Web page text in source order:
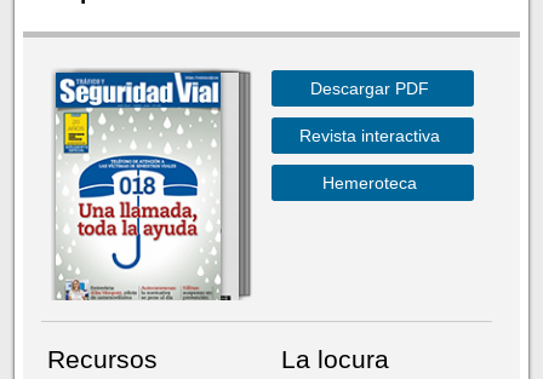
Descargar PDF
Revista interactiva
Hemeroteca
Recursos
La locura